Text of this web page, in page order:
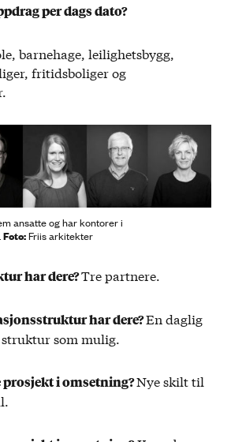
per dags dato?
barnehage, leilighetsbygg,
fritidsboliger og
ansatte og har kontorer i
Foto:Friis arkitekter
har dere?Tre partnere.
har dere?En daglig
som mulig.
prosjekt i omsetning?Nye skilt til